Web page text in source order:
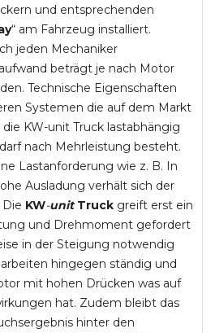
und entsprechenden
“ am Fahrzeug installiert.
jeden Mechaniker
beträgt je nach Motor
Technische Eigenschaften
Systemen die auf dem Markt
KW-unit Truck lastabhängig
nach Mehrleistung besteht.
Lastanforderung wie z. B. In
Ausladung verhält sich der
KW-unit Truck greift erst ein
und Drehmoment gefordert
in der Steigung notwendig
hingegen ständig und
mit hohen Drücken was auf
hat. Zudem bleibt das
hinter den